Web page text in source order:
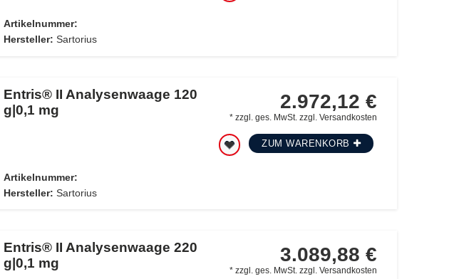
Artikelnummer:
Hersteller: Sartorius
Entris® II Analysenwaage 120
g|0,1 mg
Artikelnummer:
Hersteller: Sartorius
2.972,12 €
*zzgl. ges. MwSt. zzgl.Versandkosten
ZUM WARENKORB
Entris® II Analysenwaage 220
g|0,1 mg
3.089,88 €
*zzgl. ges. MwSt. zzgl.Versandkosten